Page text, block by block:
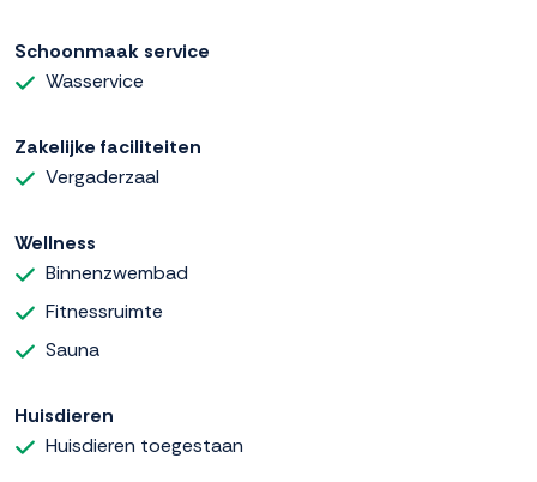
Schoonmaak service
Wasservice
Zakelijke faciliteiten
Vergaderzaal
Wellness
Binnenzwembad
Fitnessruimte
Sauna
Huisdieren
Huisdieren toegestaan